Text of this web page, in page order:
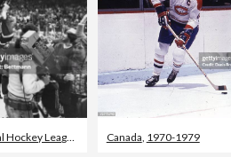
League Canada, 1970-1979